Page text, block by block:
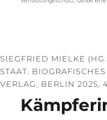
SIEGFRIED MIELKE
STAAT.
VERLAG, BERLIN 2025,